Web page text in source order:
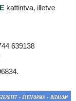
kattintva, illetve
639138